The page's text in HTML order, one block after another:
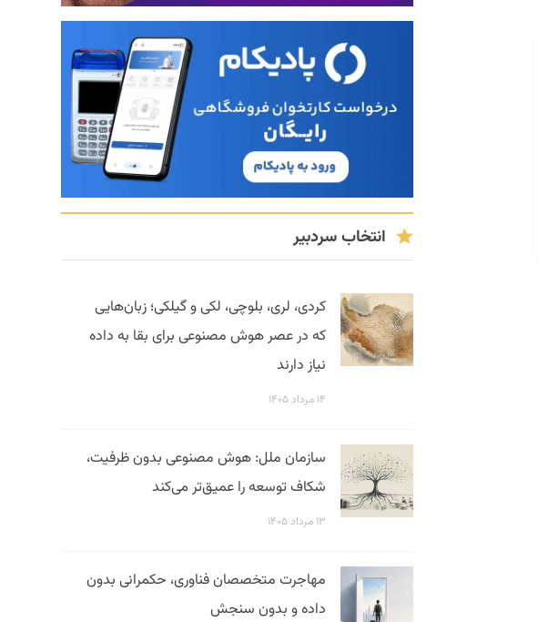
انتخاب سردبیر
کردی، لری، بلوچی، لکی و گیلکی؛ زبان‌هایی
که در عصر هوش مصنوعی برای بقا به داده
نیاز دارند
۱۴ مرداد ۱۴۰۵
سازمان ملل: هوش مصنوعی بدون ظرفیت،
شکاف توسعه را عمیق‌تر می‌کند
۱۳ مرداد ۱۴۰۵
مهاجرت متخصصان فناوری، حکمرانی بدون
داده و بدون سنجش